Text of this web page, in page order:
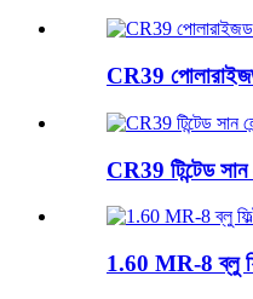
CR39
CR39 টিন্টেড সান
1.60 MR-8 ব্লু